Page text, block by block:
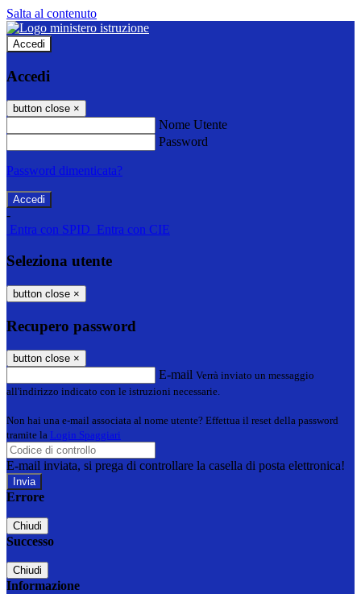
Salta al contenuto
Accedi
Accedi
button close ×
Nome Utente
Password
Password dimenticata?
-
Entra con SPID Entra con CIE
Seleziona utente
button close ×
Recupero password
button close ×
E-mail Verrà inviato un messaggio
all'indirizzo indicato con le istruzioni necessarie.
Non hai una e-mail associata al nome utente? Effettua il reset della password
tramite la Login Spaggiari
E-mail inviata, si prega di controllare la casella di posta elettronica!
Errore
Chiudi
Successo
Chiudi
Informazione